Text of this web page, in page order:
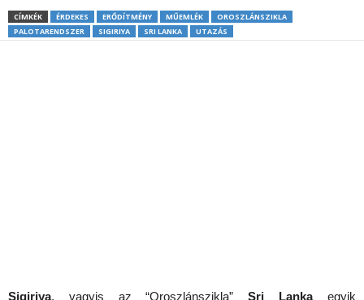
CÍMKÉK ÉRDEKES ERŐDÍTMÉNY MŰEMLÉK
OROSZLÁNSZIKLA
PALOTARENDSZER
SIGIRIYA SRI LANKA UTAZÁS
Sigiriya, vagyis az “Oroszlánszikla”Sri Lankaegyik